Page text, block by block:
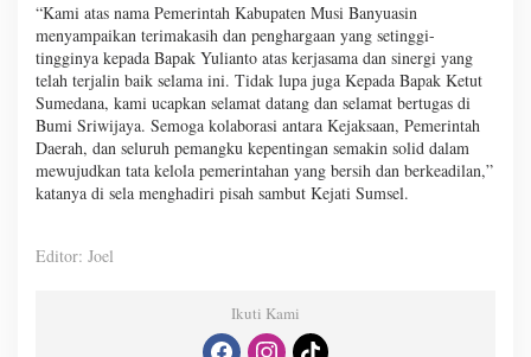
“Kami atas nama Pemerintah Kabupaten Musi Banyuasin
menyampaikan terimakasih dan penghargaan yang setinggi-
tingginya kepada Bapak Yulianto atas kerjasama dan sinergi yang
telah terjalin baik selama ini. Tidak lupa juga Kepada Bapak Ketut
Sumedana, kami ucapkan selamat datang dan selamat bertugas di
Bumi Sriwijaya. Semoga kolaborasi antara Kejaksaan, Pemerintah
Daerah, dan seluruh pemangku kepentingan semakin solid dalam
mewujudkan tata kelola pemerintahan yang bersih dan berkeadilan,”
katanya di sela menghadiri pisah sambut Kejati Sumsel.
Editor: Joel
Ikuti Kami